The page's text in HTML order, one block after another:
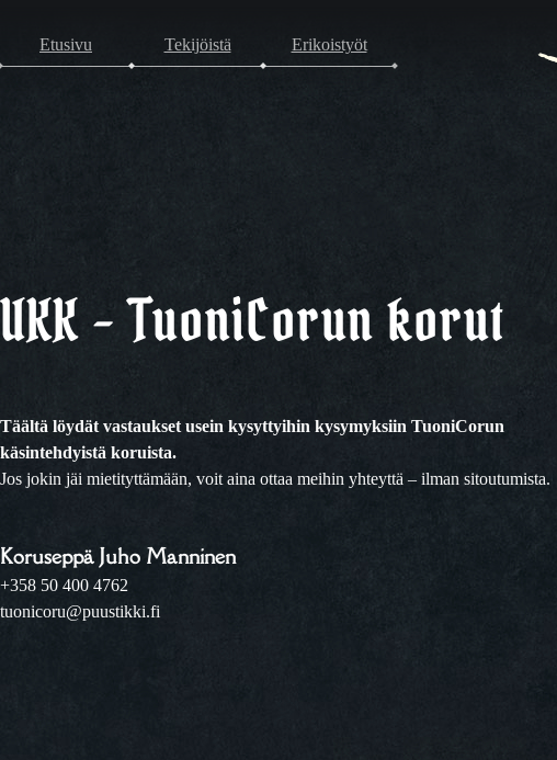
Etusivu Tekijöistä Erikoistyöt
UKK – TuoniCorun korut
Täältä löydät vastaukset usein kysyttyihin kysymyksiin TuoniCorun
käsintehdyistä koruista.
Jos jokin jäi mietityttämään, voit aina ottaa meihin yhteyttä – ilman sitoutumista.
Koruseppä Juho Manninen
+358 50 400 4762
tuonicoru@puustikki.fi